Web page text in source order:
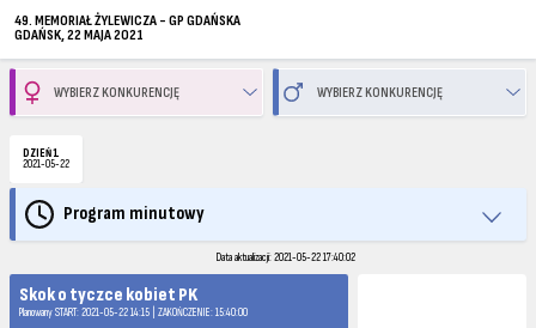
49. MEMORIAŁ ŻYLEWICZA - GP GDAŃSKA
GDAŃSK, 22 MAJA 2021
DZIEŃ 1
2021-05-22
Program minutowy
Data aktualizacji: 2021-05-22 17:40:02
Skok o tyczce kobiet PK
Planowany START: 2021-05-22 14:15 | ZAKOŃCZENIE: 15:40:00